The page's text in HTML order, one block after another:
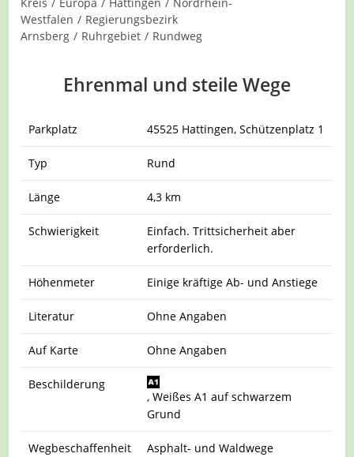
Kreis / Europa / Hattingen / Nordrhein-
Westfalen / Regierungsbezirk
Arnsberg / Ruhrgebiet / Rundweg
Ehrenmal und steile Wege
Parkplatz 45525 Hattingen, Schützenplatz 1
Typ Rund
Länge 4,3 km
Schwierigkeit
Einfach. Trittsicherheit aber
erforderlich.
Höhenmeter Einige kräftige Ab- und Anstiege
Literatur Ohne Angaben
Auf Karte Ohne Angaben
Beschilderung
, Weißes A1 auf schwarzem
Grund
Wegbeschaffenheit Asphalt- und Waldwege